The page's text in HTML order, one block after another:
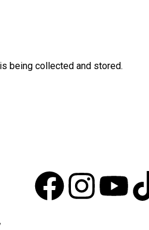
being collected and stored.